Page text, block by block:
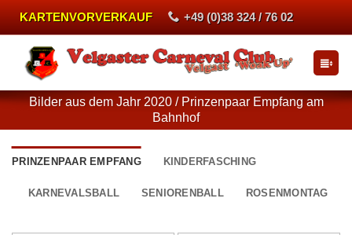
springen
KARTENVORVERKAUF +49 (0)38 324 / 76 02
Bilder aus dem Jahr 2020 / Prinzenpaar Empfang am
Bahnhof
PRINZENPAAR EMPFANG KINDERFASCHING
KARNEVALSBALL SENIORENBALL ROSENMONTAG